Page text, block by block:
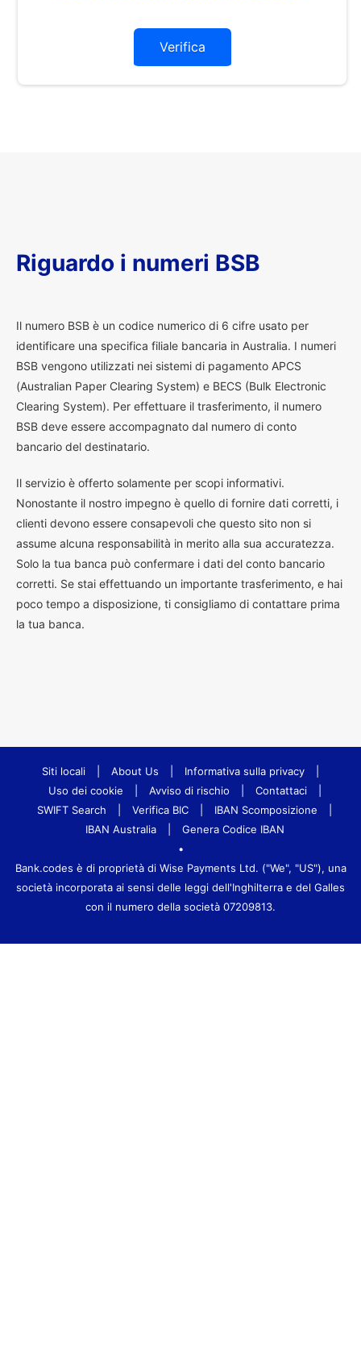
Verifica
Riguardo i numeri BSB
Il numero BSB è un codice numerico di 6 cifre usato per
identificare una specifica filiale bancaria in Australia. I numeri
BSB vengono utilizzati nei sistemi di pagamento APCS
(Australian Paper Clearing System) e BECS (Bulk Electronic
Clearing System). Per effettuare il trasferimento, il numero
BSB deve essere accompagnato dal numero di conto
bancario del destinatario.
Il servizio è offerto solamente per scopi informativi.
Nonostante il nostro impegno è quello di fornire dati corretti, i
clienti devono essere consapevoli che questo sito non si
assume alcuna responsabilità in merito alla sua accuratezza.
Solo la tua banca può confermare i dati del conto bancario
corretti. Se stai effettuando un importante trasferimento, e hai
poco tempo a disposizione, ti consigliamo di contattare prima
la tua banca.
Siti locali About Us Informativa sulla privacy
Uso dei cookie
Avviso di rischio Contattaci
SWIFT Search
Verifica BIC IBAN Scomposizione
IBAN Australia
Genera Codice IBAN
•
Bank.codes è di proprietà di Wise Payments Ltd. ("We", "US"), una
società incorporata ai sensi delle leggi dell'Inghilterra e del Galles
con il numero della società 07209813.